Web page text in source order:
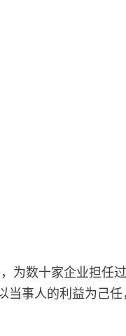
为数十家企业担任
当事人的利益为己